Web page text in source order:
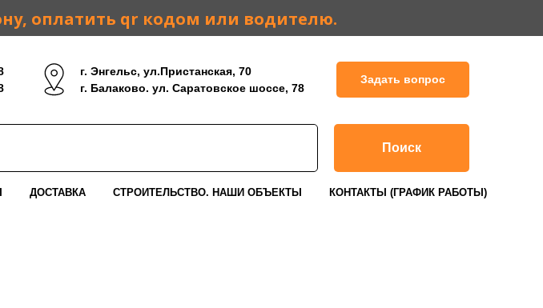
оплатить qr кодом или водителю.
г. Энгельс, ул.Пристанская, 70
г. Балаково. ул. Саратовское шоссе, 78
Задать вопрос
Поиск
ДОСТАВКА СТРОИТЕЛЬСТВО. НАШИ ОБЪЕКТЫ КОНТАКТЫ (ГРАФИК РАБОТЫ)